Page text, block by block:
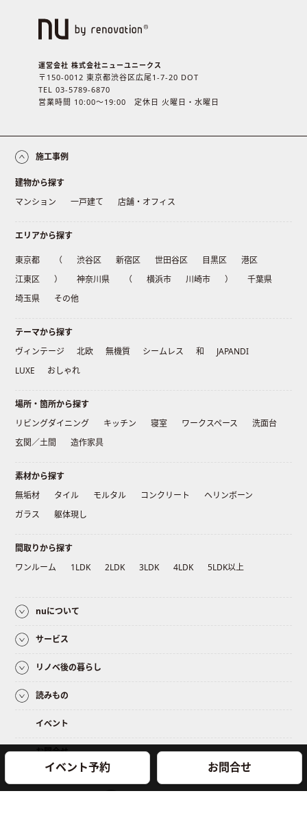
イベント予約 お問合せ
運営会社 株式会社ニューユニークス
〒150-0012 東京都渋谷区広尾1-7-20 DOT
TEL 03-5789-6870
営業時間 10:00〜19:00 定休日 火曜日・水曜日
施工事例
建物から探す
マンション
一戸建て 店舗・オフィス
エリアから探す
東京都 （ 渋谷区 新宿区 世田谷区 目黒区
港区
江東区
） 神奈川県 （ 横浜市 川崎市 ）
千葉県
埼玉県
その他
テーマから探す
ヴィンテージ
北欧 無機質 シームレス 和
JAPANDI
LUXE
おしゃれ
場所・箇所から探す
リビングダイニング
キッチン 寝室 ワークスペース
洗面台
玄関／土間
造作家具
素材から探す
無垢材
タイル モルタル コンクリート
ヘリンボーン
ガラス
躯体現し
間取りから探す
ワンルーム
1LDK 2LDK 3LDK 4LDK 5LDK以上
nuについて
サービス
リノベ後の暮らし
読みもの
イベント
お問合せ